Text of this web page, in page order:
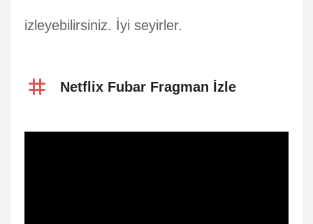
izleyebilirsiniz. İyi seyirler.
Netflix Fubar Fragman İzle